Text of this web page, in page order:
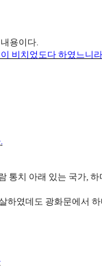
용이다.
비치었도다 하였느니라
.
통치 아래 있는 국가, 하
하였데도 광화문에서